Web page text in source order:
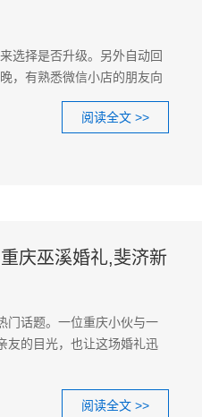
选择是否升级。另外自动回
，有熟悉微信小店的朋友向
阅读全文 >>
庆巫溪婚礼,斐济新
门话题。一位重庆小伙与一
友的目光，也让这场婚礼迅
阅读全文 >>